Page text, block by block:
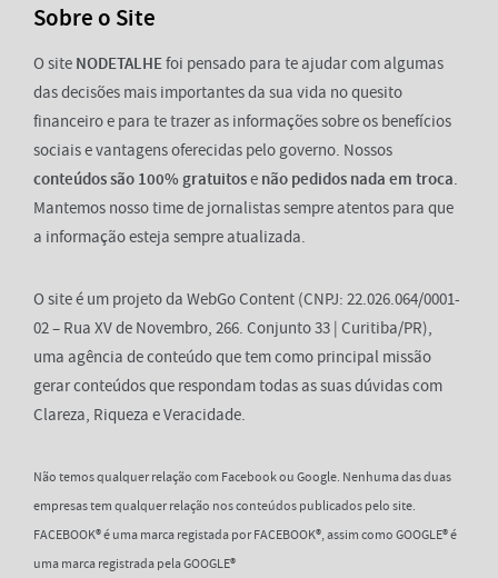
Sobre o Site
O site NODETALHEfoi pensado para te ajudar com algumas
das decisões mais importantes da sua vida no quesito
financeiro e para te trazer as informações sobre os benefícios
sociais e vantagens oferecidas pelo governo. Nossos
conteúdos são 100% gratuitose não pedidos nada em troca.
Mantemos nosso time de jornalistas sempre atentos para que
a informação esteja sempre atualizada.
O site é um projeto da WebGo Content (CNPJ: 22.026.064/0001-
02 – Rua XV de Novembro, 266. Conjunto 33 | Curitiba/PR),
uma agência de conteúdo que tem como principal missão
gerar conteúdos que respondam todas as suas dúvidas com
Clareza, Riqueza e Veracidade.
Não temos qualquer relação com Facebook ou Google. Nenhuma das duas
empresas tem qualquer relação nos conteúdos publicados pelo site.
FACEBOOK® é uma marca registada por FACEBOOK®, assim como GOOGLE® é
uma marca registrada pela GOOGLE®